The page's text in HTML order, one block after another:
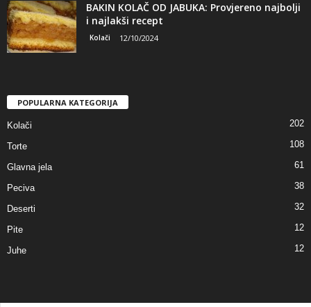
BAKIN KOLAČ OD JABUKA: Provjereno najbolji
i najlakši recept
Kolači 12/10/2024
POPULARNA KATEGORIJA
Kolači 202
Torte 108
Glavna jela 61
Peciva 38
Deserti 32
Pite 12
Juhe 12